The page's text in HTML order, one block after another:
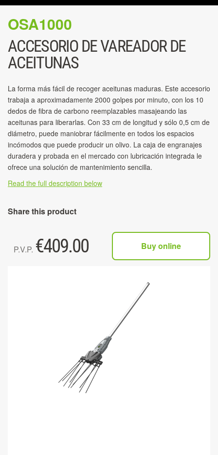
OSA1000
ACCESORIO DE VAREADOR DE
ACEITUNAS
La forma más fácil de recoger aceitunas maduras. Este accesorio
trabaja a aproximadamente 2000 golpes por minuto, con los 10
dedos de fibra de carbono reemplazables masajeando las
aceitunas para liberarlas. Con 33 cm de longitud y sólo 0,5 cm de
diámetro, puede maniobrar fácilmente en todos los espacios
incómodos que puede producir un olivo. La caja de engranajes
duradera y probada en el mercado con lubricación integrada le
ofrece una solución de mantenimiento sencilla.
Read the full description below
Share this product
P.V.P. €409.00 Buy online